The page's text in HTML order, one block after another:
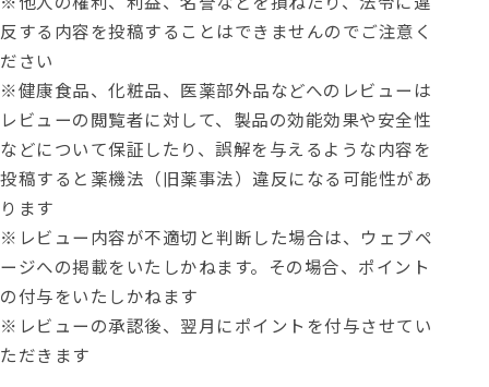
反する内容を投稿することはできませんのでご注意く
ださい
※健康食品、化粧品、医薬部外品などへのレビューは
レビューの閲覧者に対して、製品の効能効果や安全性
などについて保証したり、誤解を与えるような内容を
投稿すると薬機法（旧薬事法）違反になる可能性があ
ります
※レビュー内容が不適切と判断した場合は、ウェブペ
ージへの掲載をいたしかねます。その場合、ポイント
の付与をいたしかねます
※レビューの承認後、翌月にポイントを付与させてい
ただきます